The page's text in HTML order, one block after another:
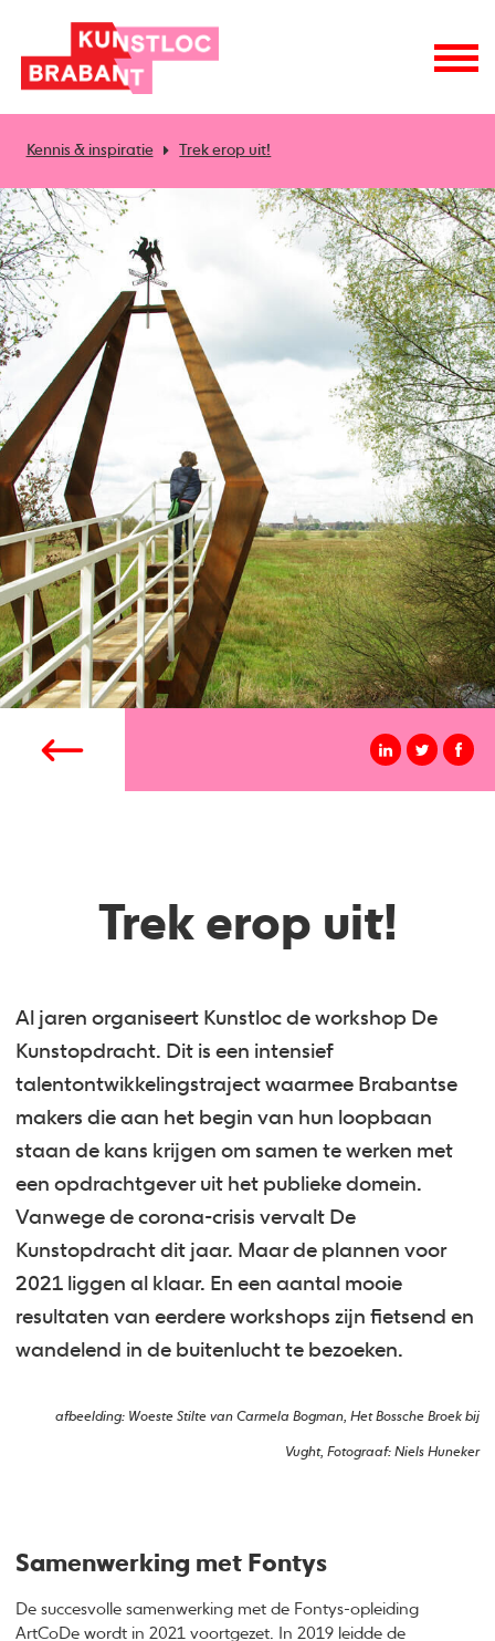
Kennis & inspiratie Trek erop uit!
Trek erop uit!
Al jaren organiseert Kunstloc de workshop De
Kunstopdracht. Dit is een intensief
talentontwikkelingstraject waarmee Brabantse
makers die aan het begin van hun loopbaan
staan de kans krijgen om samen te werken met
een opdrachtgever uit het publieke domein.
Vanwege de corona-crisis vervalt De
Kunstopdracht dit jaar. Maar de plannen voor
2021 liggen al klaar. En een aantal mooie
resultaten van eerdere workshops zijn fietsend en
wandelend in de buitenlucht te bezoeken.
afbeelding: Woeste Stilte van Carmela Bogman, Het Bossche Broek bij
Vught, Fotograaf: Niels Huneker
Samenwerking met Fontys
De succesvolle samenwerking met de Fontys-opleiding
ArtCoDe wordt in 2021 voortgezet. In 2019 leidde de